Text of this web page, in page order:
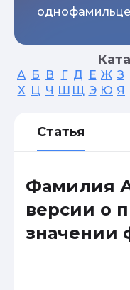
А Б В Г Д Е Ж З
Х Ц Ч Ш Щ Э Ю Я
Статья
Фамилия
версии о
значении